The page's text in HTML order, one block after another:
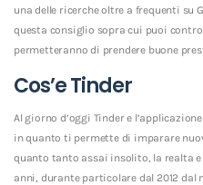
una delle ricerche oltre a frequenti su
questa consiglio sopra cui puoi
permetteranno di prendere buone
Cos’e Tinder
Al giorno d’oggi Tinder e
in quanto ti permette di imparare
quanto tanto assai insolito, la realta
anni, durante particolare dal 2012 dal